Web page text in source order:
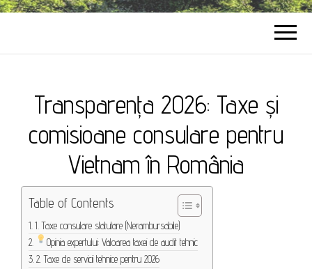
Transparența 2026: Taxe și
comisioane consulare pentru
Vietnam în România
Table of Contents
1. Taxe consulare statutare (Nerambursabile)
Opinia expertului: Valoarea taxei de audit tehnic
2. Taxe de servicii tehnice pentru 2026